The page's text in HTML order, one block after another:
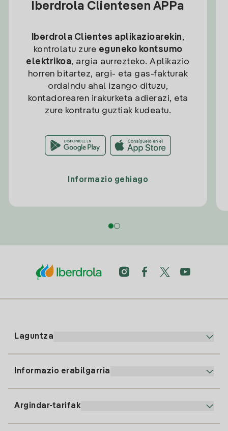
Iberdrola Clientesen APPa
Iberdrola Clientes aplikazioarekin,
kontrolatu zure eguneko kontsumo
elektrikoa, argia aurrezteko. Aplikazio
horren bitartez, argi- eta gas-fakturak
ordaindu ahal izango dituzu,
kontadorearen irakurketa adierazi, eta
zure kontratu guztiak kudeatu.
Informazio gehiago
Laguntza
Informazio erabilgarria
Argindar-tarifak